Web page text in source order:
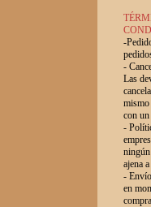
-
-
Las
mismo
con
-
ajena
-
en